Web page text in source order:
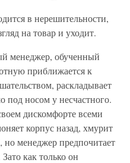
в нерешительности,
на товар и уходит.
менеджер, обученный
приближается к
раскладывает
под носом у несчастного.
дискомфорте всеми
корпус назад, хмурит
менеджер предпочитает
как только он